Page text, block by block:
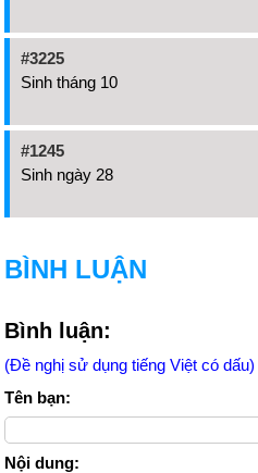
#3225
Sinh tháng 10
#1245
Sinh ngày 28
BÌNH LUẬN
Bình luận:
(Đề nghị sử dụng tiếng Việt có dấu)
Tên bạn:
Nội dung: